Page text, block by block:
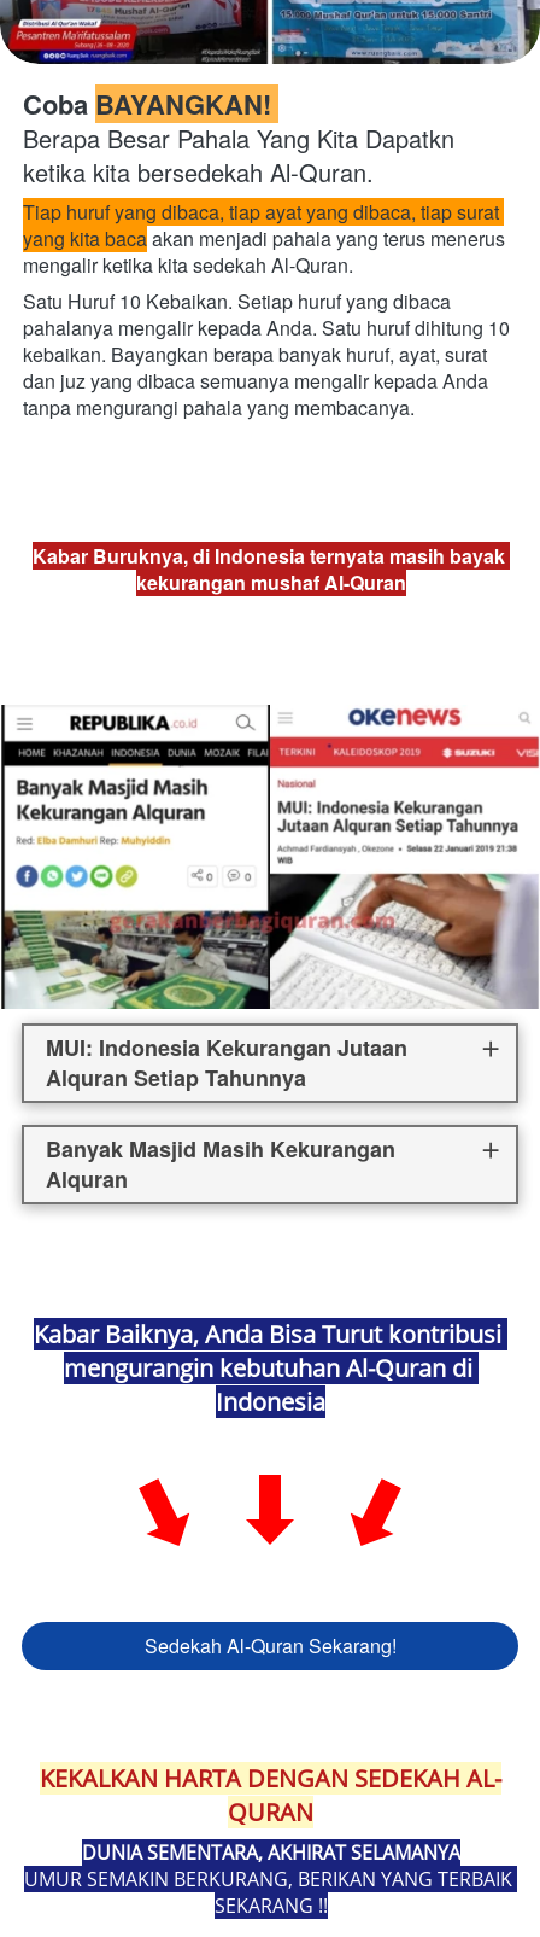
Coba BAYANGKAN!
Berapa Besar Pahala Yang Kita Dapatkn
ketika kita bersedekah Al-Quran.
Tiap huruf yang dibaca, tiap ayat yang dibaca, tiap surat
yang kita baca akan menjadi pahala yang terus menerus
mengalir ketika kita sedekah Al-Quran.
Satu Huruf 10 Kebaikan. Setiap huruf yang dibaca
pahalanya mengalir kepada Anda. Satu huruf dihitung 10
kebaikan. Bayangkan berapa banyak huruf, ayat, surat
dan juz yang dibaca semuanya mengalir kepada Anda
tanpa mengurangi pahala yang membacanya.
Kabar Buruknya, di Indonesia ternyata masih bayak
kekurangan mushaf Al-Quran
MUI: Indonesia Kekurangan Jutaan
Alquran Setiap Tahunnya
Banyak Masjid Masih Kekurangan
Alquran
Kabar Baiknya, Anda Bisa Turut kontribusi
mengurangin kebutuhan Al-Quran di
Indonesia
`
Sedekah Al-Quran Sekarang!
KEKALKAN HARTA DENGAN SEDEKAH AL-
QURAN
DUNIA SEMENTARA, AKHIRAT SELAMANYA
UMUR SEMAKIN BERKURANG, BERIKAN YANG TERBAIK
SEKARANG !!